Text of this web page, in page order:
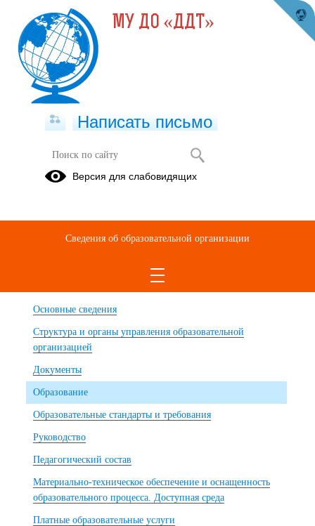
Программа "Мир танца"
ПРОГРАММА "Мир танца".pdf (скачать) (посмотреть)
Основные сведения
Структура и органы управления образовательной
организацией
Документы
Образование
Образовательные стандарты и требования
Руководство
Педагогический состав
Материально-техническое обеспечение и оснащенность
образовательного процесса. Доступная среда
Платные образовательные услуги
МУ ДО «ДДТ»
Написать письмо
Версия для слабовидящих
Сведения об образовательной организации